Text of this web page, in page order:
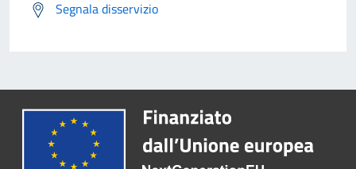
Segnala disservizio